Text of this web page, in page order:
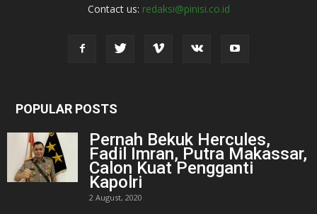
Contact us: redaksi@pinisi.co.id
POPULAR POSTS
Pernah Bekuk Hercules,
Fadil Imran, Putra Makassar,
Calon Kuat Pengganti
Kapolri
2 August, 2020